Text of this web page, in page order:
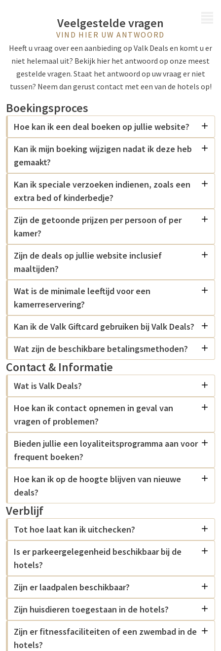
Veelgestelde vragen
VIND HIER UW ANTWOORD
Heeft u vraag over een aanbieding op Valk Deals en komt u er
niet helemaal uit? Bekijk hier het antwoord op onze meest
gestelde vragen. Staat het antwoord op uw vraag er niet
tussen? Neem dan gerust contact met een van de hotels op!
Boekingsproces
Hoe kan ik een deal boeken op jullie website?
Kan ik mijn boeking wijzigen nadat ik deze heb
gemaakt?
Kan ik speciale verzoeken indienen, zoals een
extra bed of kinderbedje?
Zijn de getoonde prijzen per persoon of per
kamer?
Zijn de deals op jullie website inclusief
maaltijden?
Wat is de minimale leeftijd voor een
kamerreservering?
Kan ik de Valk Giftcard gebruiken bij Valk Deals?
Wat zijn de beschikbare betalingsmethoden?
Contact & Informatie
Wat is Valk Deals?
Hoe kan ik contact opnemen in geval van
vragen of problemen?
Bieden jullie een loyaliteitsprogramma aan voor
frequent boeken?
Hoe kan ik op de hoogte blijven van nieuwe
deals?
Verblijf
Tot hoe laat kan ik uitchecken?
Is er parkeergelegenheid beschikbaar bij de
hotels?
Zijn er laadpalen beschikbaar?
Zijn huisdieren toegestaan in de hotels?
Zijn er fitnessfaciliteiten of een zwembad in de
hotels?